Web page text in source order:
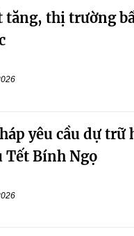
tăng, thị trường
yêu cầu dự trữ
Tết Bính Ngọ